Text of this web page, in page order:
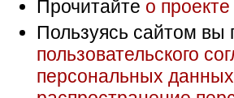
Прочитайте о проекте
Пользуясь сайтом вы
пользовательского
персональных данных